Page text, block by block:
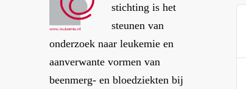
stichting is het
steunen van
onderzoek naar leukemie en
aanverwante vormen van
beenmerg- en bloedziekten bij